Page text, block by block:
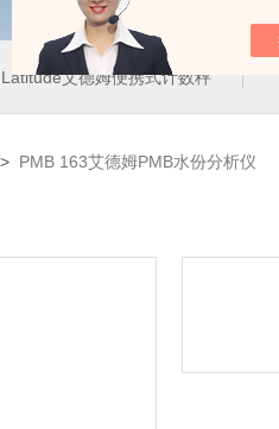
艾德姆便携式计数秤
> PMB 163艾德姆PMB水份分析仪